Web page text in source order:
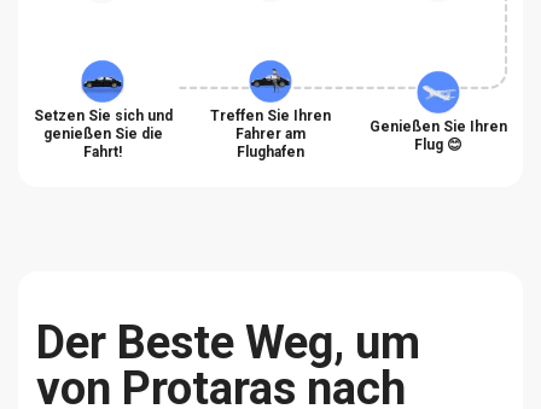
Setzen Sie sich und
genießen Sie die
Fahrt!
Treffen Sie Ihren
Fahrer am
Flughafen
Genießen Sie Ihren
Flug 😊
Der Beste Weg, um
von Protaras nach